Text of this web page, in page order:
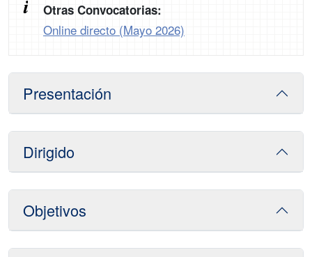
Otras Convocatorias:
Online directo (Mayo 2026)
Presentación
Dirigido
Objetivos